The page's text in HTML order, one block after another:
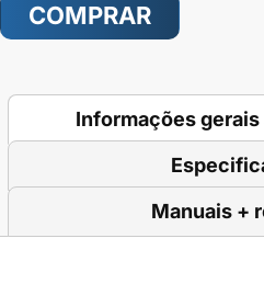
COMPRAR
Informações
Manuais +